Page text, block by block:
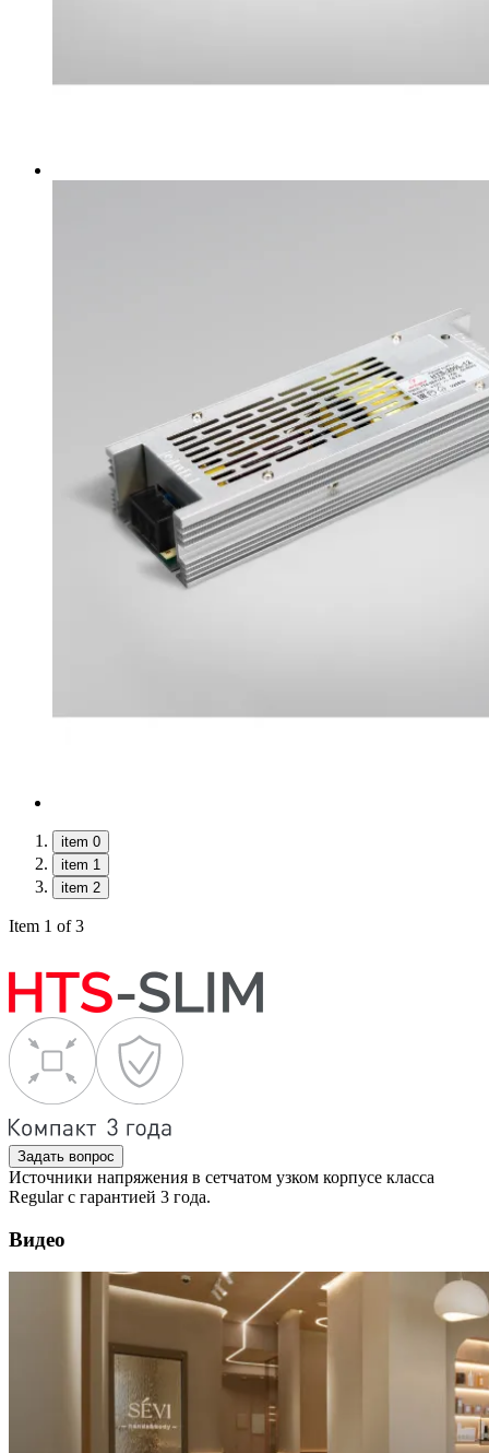
item 0
item 1
item 2
Item 1 of 3
Задать вопрос
Источники напряжения в сетчатом узком корпусе класса
Regular с гарантией 3 года.
Видео